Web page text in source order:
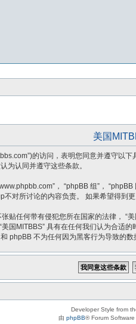
美国
的访问，表明您同意并遵守
为认同并遵守这些条款。
， “phpBB 组”， “phpBB
对所讨论的内容负责。 如果希望得到
任何带有侵犯您所在国家的法律， “
国MITBBS” 具有在任何我们认为合
phpBB 不为任何因为黑客行为导致的数
Developer Style from
由 phpBB® Forum